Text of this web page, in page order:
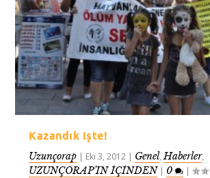
Kazandık işte!
Uzunçorap | Eki 3, 2012 | Genel,Haberler,
UZUNÇORAP’IN İÇİNDEN| 0 |